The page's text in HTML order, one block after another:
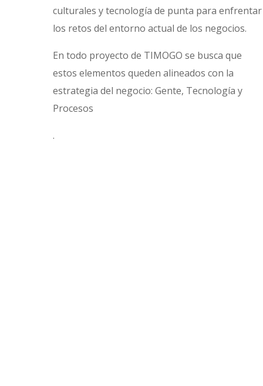
culturales y tecnología de punta para enfrentar
los retos del entorno actual de los negocios.
En todo proyecto de TIMOGO se busca que
estos elementos queden alineados con la
estrategia del negocio: Gente, Tecnología y
Procesos
.